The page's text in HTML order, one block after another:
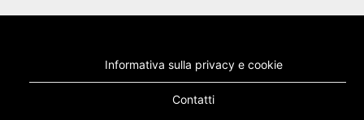
Informativa sulla privacy e cookie
Contatti